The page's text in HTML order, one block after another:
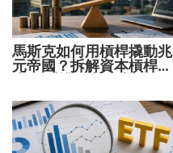
馬斯克如何用槓桿撬動兆
元帝國？拆解資本槓桿5